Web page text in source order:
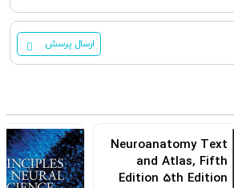
ارسال پرسش
Neuroanatomy Text
and Atlas, Fifth
Edition 5th Edition